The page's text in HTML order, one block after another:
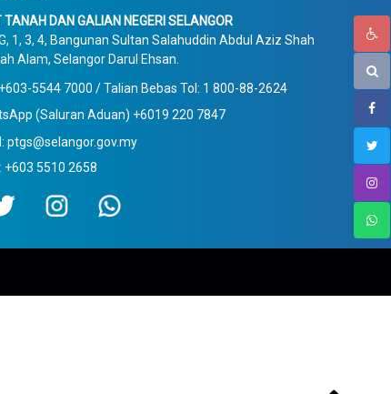
DAN GALIAN NEGERI SELANGOR
1, 3, 4, Bangunan Sultan Salahuddin Abdul Aziz Shah
Alam, Selangor Darul Ehsan.
5544 7000 / Talian Bebas Tol: 1 800-88-2624
(Saluran Aduan) +6019 220 7847
ptgs@selangor.gov.my
+603 5510 2658